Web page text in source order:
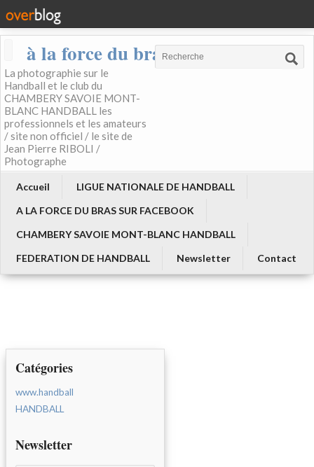
à la force du bras
La photographie sur le
Handball et le club du
CHAMBERY SAVOIE MONT-
BLANC HANDBALL les
professionnels et les amateurs
/ site non officiel / le site de
Jean Pierre RIBOLI /
Photographe
Accueil
LIGUE NATIONALE DE HANDBALL
A LA FORCE DU BRAS SUR FACEBOOK
CHAMBERY SAVOIE MONT-BLANC HANDBALL
FEDERATION DE HANDBALL
Newsletter Contact
Catégories
www.handball
HANDBALL
Newsletter